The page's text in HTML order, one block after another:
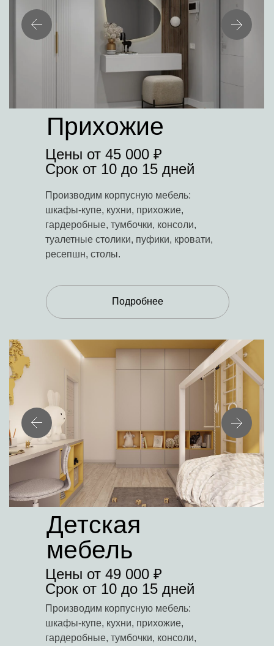
Производим корпусную мебель:
шкафы-купе, кухни, прихожие,
гардеробные, тумбочки, консоли,
туалетные столики, пуфики, кровати,
ресепшн, столы.
Прихожие
Подробнее
Цены от 45 000 ₽
Срок от 10 до 15 дней
Производим корпусную мебель:
шкафы-купе, кухни, прихожие,
гардеробные, тумбочки, консоли,
Детская
мебель
Цены от 49 000 ₽
Срок от 10 до 15 дней